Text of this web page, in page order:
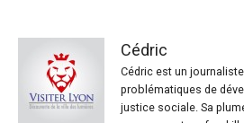
Cédric
Cédric est un
problématiques de
justice sociale. Sa